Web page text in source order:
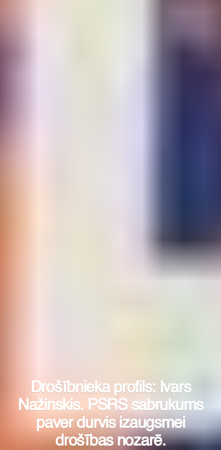
Drošībnieka profils: Ivars
Nažinskis. PSRS sabrukums
paver durvis izaugsmei
drošības nozarē.